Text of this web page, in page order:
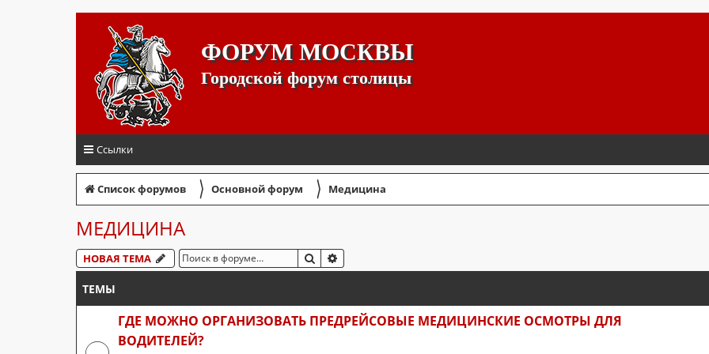
ФОРУМ МОСКВЫ
Городской форум столицы
Ссылки
Список форумов 〉 Основной форум 〉 Медицина
МЕДИЦИНА
НОВАЯ ТЕМА ПОИСК
ТЕМЫ
ГДЕ МОЖНО ОРГАНИЗОВАТЬ ПРЕДРЕЙСОВЫЕ МЕДИЦИНСКИЕ ОСМОТРЫ ДЛЯ
ВОДИТЕЛЕЙ?